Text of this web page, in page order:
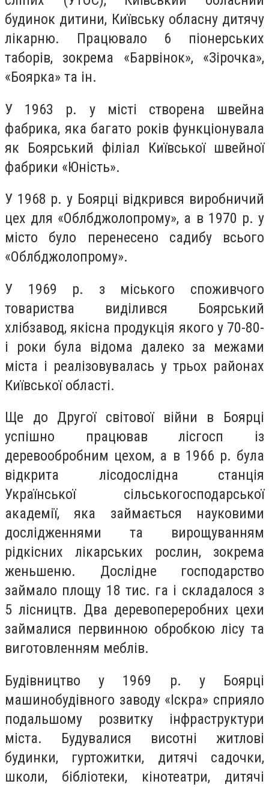
будинок дитини, Київську обласну дитячу
лікарню. Працювало 6 піонерських
таборів, зокрема «Барвінок», «Зірочка»,
«Боярка» та ін.
У 1963 р. у місті створена швейна
фабрика, яка багато років функціонувала
як Боярський філіал Київської швейної
фабрики «Юність».
У 1968 р. у Боярці відкрився виробничий
цех для «Облбджолопрому», а в 1970 р. у
місто було перенесено садибу всього
«Облбджолопрому».
У 1969 р. з міського споживчого
товариства виділився Боярський
хлібзавод, якісна продукція якого у 70-80-
і роки була відома далеко за межами
міста і реалізовувалась у трьох районах
Київської області.
Ще до Другої світової війни в Боярці
успішно працював лісгосп із
деревообробним цехом, а в 1966 р. була
відкрита лісодослідна станція
Української сільськогосподарської
академії, яка займається науковими
дослідженнями та вирощуванням
рідкісних лікарських рослин, зокрема
женьшеню. Дослідне господарство
займало площу 18 тис. га і складалося з
5 лісництв. Два деревопереробних цехи
займалися первинною обробкою лісу та
виготовленням меблів.
Будівництво у 1969 р. у Боярці
машинобудівного заводу «Іскра» сприяло
подальшому розвитку інфраструктури
міста. Будувалися висотні житлові
будинки, гуртожитки, дитячі садочки,
школи, бібліотеки, кінотеатри, дитячі